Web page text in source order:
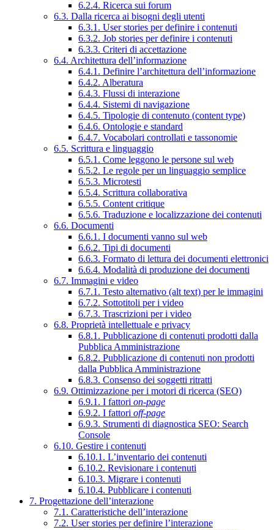
6.2.4. Ricerca sui forum
6.3. Dalla ricerca ai bisogni degli utenti
6.3.1. User stories per definire i contenuti
6.3.2. Job stories per definire i contenuti
6.3.3. Criteri di accettazione
6.4. Architettura dell’informazione
6.4.1. Definire l’architettura dell’informazione
6.4.2. Alberatura
6.4.3. Flussi di interazione
6.4.4. Sistemi di navigazione
6.4.5. Tipologie di contenuto (content type)
6.4.6. Ontologie e standard
6.4.7. Vocabolari controllati e tassonomie
6.5. Scrittura e linguaggio
6.5.1. Come leggono le persone sul web
6.5.2. Le regole per un linguaggio semplice
6.5.3. Microtesti
6.5.4. Scrittura collaborativa
6.5.5. Content critique
6.5.6. Traduzione e localizzazione dei contenuti
6.6. Documenti
6.6.1. I documenti vanno sul web
6.6.2. Tipi di documenti
6.6.3. Formato di lettura dei documenti elettronici
6.6.4. Modalità di produzione dei documenti
6.7. Immagini e video
6.7.1. Testo alternativo (alt text) per le immagini
6.7.2. Sottotitoli per i video
6.7.3. Trascrizioni per i video
6.8. Proprietà intellettuale e privacy
6.8.1. Pubblicazione di contenuti prodotti dalla
Pubblica Amministrazione
6.8.2. Pubblicazione di contenuti non prodotti
dalla Pubblica Amministrazione
6.8.3. Consenso dei soggetti ritratti
6.9. Ottimizzazione per i motori di ricerca (SEO)
6.9.1. I fattori on-page
6.9.2. I fattori off-page
6.9.3. Strumenti di diagnostica SEO: Search
Console
6.10. Gestire i contenuti
6.10.1. L’inventario dei contenuti
6.10.2. Revisionare i contenuti
6.10.3. Migrare i contenuti
6.10.4. Pubblicare i contenuti
7. Progettazione dell’interazione
7.1. Caratteristiche dell’interazione
7.2. User stories per definire l’interazione